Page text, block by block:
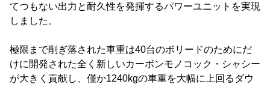
てつもない出力と耐久性を発揮するパワーユニットを実現
しました。
極限まで削ぎ落された車重は40台のボリードのためにだ
けに開発された全く新しいカーボンモノコック・シャシー
が大きく貢献し、僅か1240kgの車重を大幅に上回るダウ